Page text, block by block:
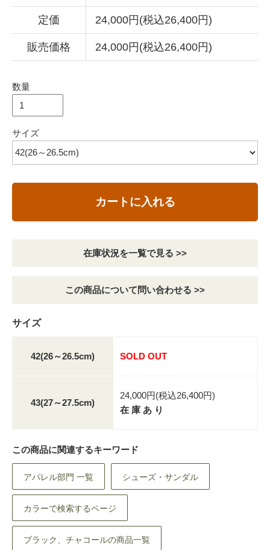
定価 24,000円(税込26,400円)
販売価格 24,000円(税込26,400円)
数量
サイズ
カートに入れる
在庫状況を一覧で見る >>
この商品について問い合わせる >>
サイズ
42(26～26.5cm) SOLD OUT
43(27～27.5cm)
24,000円(税込26,400円)
在 庫 あ り
この商品に関連するキーワード
アパレル部門 一覧 シューズ・サンダル
カラーで検索するページ
ブラック、チャコールの商品一覧